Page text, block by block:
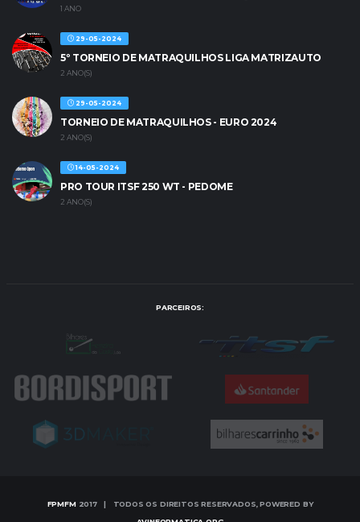
1 ANO
29-05-2024
5º TORNEIO DE MATRAQUILHOS LIGA MATRIZAUTO
2 ANO(S)
29-05-2024
TORNEIO DE MATRAQUILHOS - EURO 2024
2 ANO(S)
14-05-2024
PRO TOUR ITSF 250 WT - PEDOME
2 ANO(S)
PARCEIROS:
FPMFM2017 | TODOS OS DIREITOS RESERVADOS, POWERED BY